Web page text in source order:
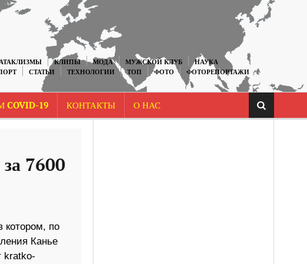
КЛИПЫ МОДА МУЖСКОЙ КЛУБ
НАУКА
СТАТЬИ ТЕХНОЛОГИИ ТОП ФОТО
ФОТОРЕПОРТАЖИ
19 КОНТАКТЫ О НАС
7600
котором, по
Канье
kratko-